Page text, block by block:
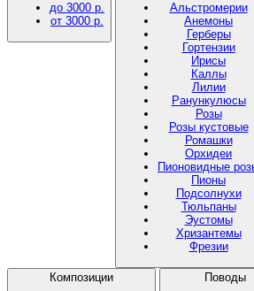
до 3000 р.
от 3000 р.
Альстромерии
Анемоны
Герберы
Гортензии
Ирисы
Каллы
Лилии
Ранункулюсы
Розы
Розы кустовые
Ромашки
Орхидеи
Пионовидные
Пионы
Подсолнухи
Тюльпаны
Эустомы
Хризантемы
Фрезии
Композиции
Поводы